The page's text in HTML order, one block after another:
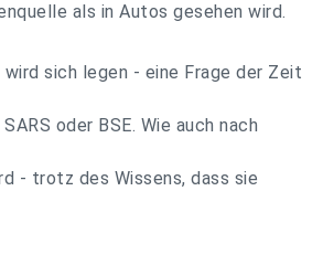
als in Autos gesehen wird.
wird sich legen - eine Frage der Zeit
oder BSE. Wie auch nach
- trotz des Wissens, dass sie